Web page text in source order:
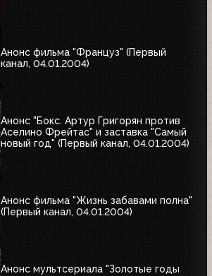
Анонс фильма "Француз" (Первый
канал, 04.01.2004)
Анонс "Бокс. Артур Григорян против
Аселино Фрейтас" и заставка "Самый
новый год" (Первый канал, 04.01.2004)
Анонс фильма "Жизнь забавами полна"
(Первый канал, 04.01.2004)
Анонс мультсериала "Золотые годы